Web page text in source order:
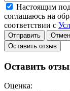
Настоящим
соглашаюсь на
соответствии с
Оставить отзыв
Оставить
Оценка: